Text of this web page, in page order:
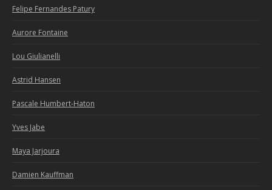
Felipe Fernandes Patury
Aurore Fontaine
Lou Giulianelli
Astrid Hansen
Pascale Humbert-Haton
Yves Jabe
Maya Jarjoura
Damien Kauffman